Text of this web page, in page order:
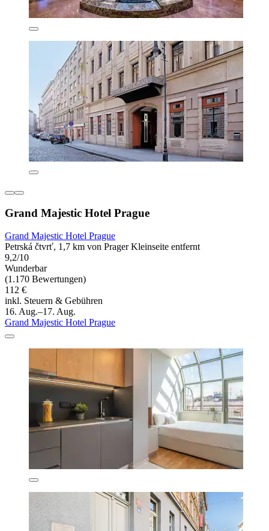
Grand Majestic Hotel Prague
Grand Majestic Hotel Prague
Petrská čtvrť, 1,7 km von Prager Kleinseite entfernt
9,2/10
Wunderbar
(1.170 Bewertungen)
112 €
inkl. Steuern & Gebühren
16. Aug.–17. Aug.
Grand Majestic Hotel Prague